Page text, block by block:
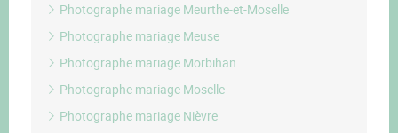
Photographe mariage Meurthe-et-Moselle
Photographe mariage Meuse
Photographe mariage Morbihan
Photographe mariage Moselle
Photographe mariage Nièvre